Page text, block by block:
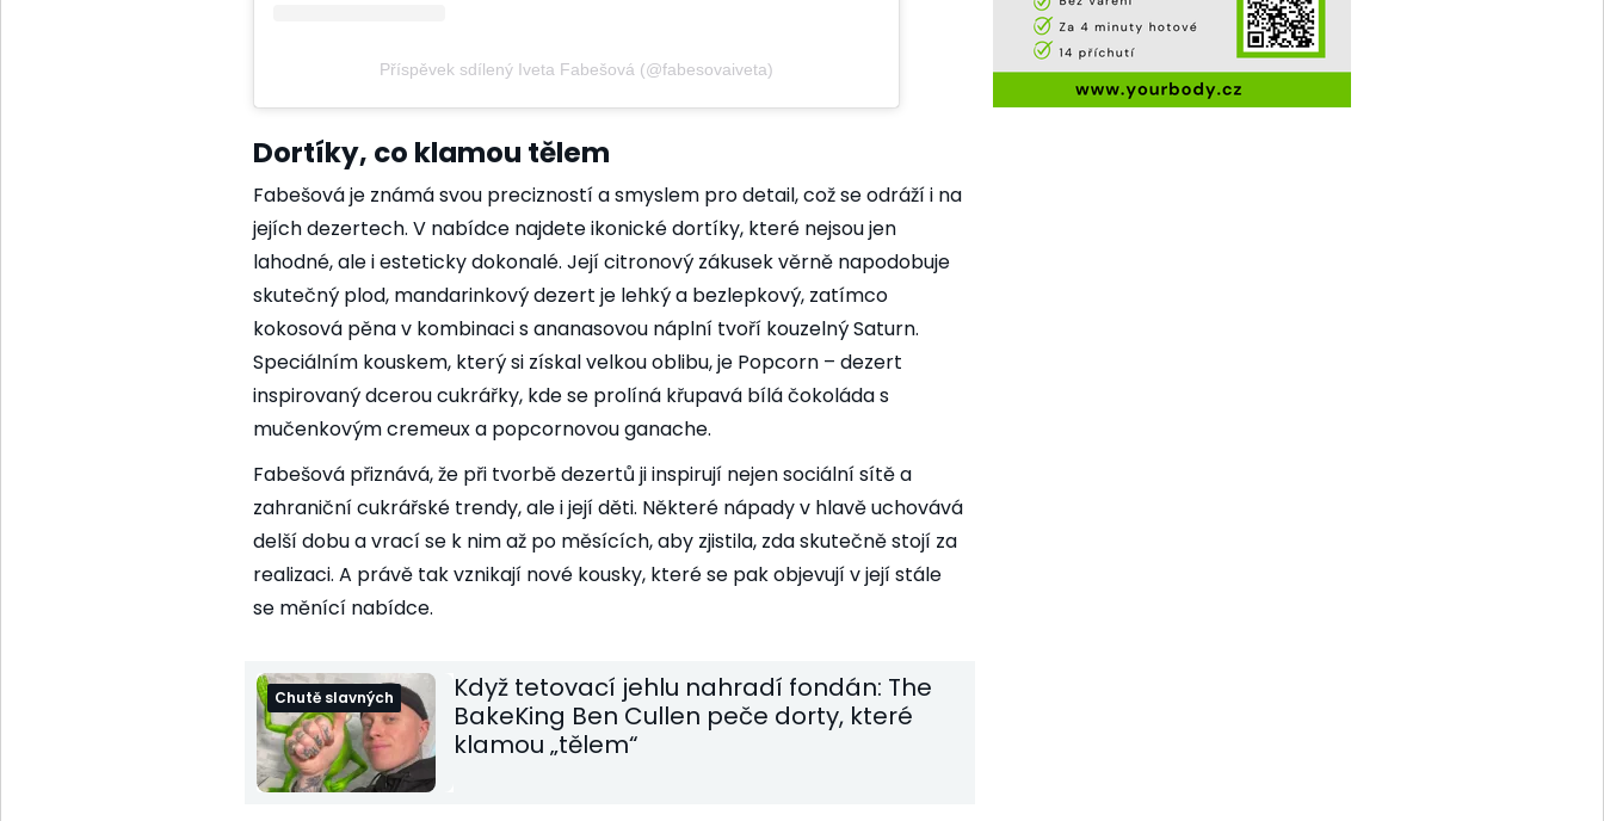
Příspěvek sdílený Iveta Fabešová (@fabesovaiveta)
Dortíky, co klamou tělem
Fabešová je známá svou precizností a smyslem pro detail, což se odráží i na
jejích dezertech. V nabídce najdete ikonické dortíky, které nejsou jen
lahodné, ale i esteticky dokonalé. Její citronový zákusek věrně napodobuje
skutečný plod, mandarinkový dezert je lehký a bezlepkový, zatímco
kokosová pěna v kombinaci s ananasovou náplní tvoří kouzelný Saturn.
Speciálním kouskem, který si získal velkou oblibu, je Popcorn – dezert
inspirovaný dcerou cukrářky, kde se prolíná křupavá bílá čokoláda s
mučenkovým cremeux a popcornovou ganache.
Fabešová přiznává, že při tvorbě dezertů ji inspirují nejen sociální sítě a
zahraniční cukrářské trendy, ale i její děti. Některé nápady v hlavě uchovává
delší dobu a vrací se k nim až po měsících, aby zjistila, zda skutečně stojí za
realizaci. A právě tak vznikají nové kousky, které se pak objevují v její stále
se měnící nabídce.
Chutě slavných
Když tetovací jehlu nahradí fondán: The
BakeKing Ben Cullen peče dorty, které
klamou „tělem“